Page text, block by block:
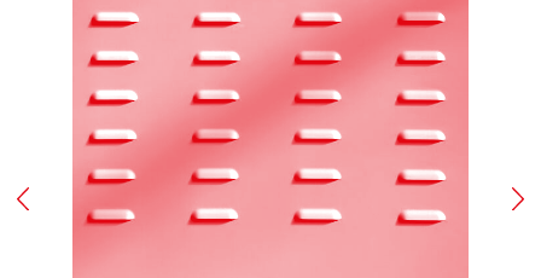
Le presenti condizioni generali di vendita sono
sottoposte alla Legge italiana.